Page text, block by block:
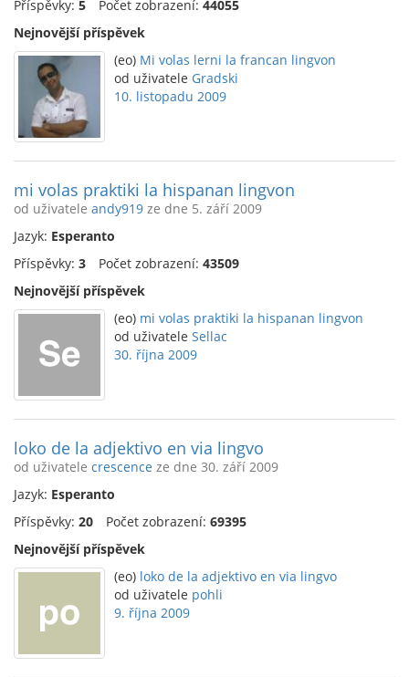
Příspěvky: 5 Počet zobrazení: 44055
Nejnovější příspěvek
(eo) Mi volas lerni la francan lingvon
od uživatele Gradski
10. listopadu 2009
mi volas praktiki la hispanan lingvon
od uživatele andy919 ze dne 5. září 2009
Jazyk: Esperanto
Příspěvky: 3 Počet zobrazení: 43509
Nejnovější příspěvek
(eo) mi volas praktiki la hispanan lingvon
od uživatele Sellac
30. října 2009
loko de la adjektivo en via lingvo
od uživatele crescence ze dne 30. září 2009
Jazyk: Esperanto
Příspěvky: 20 Počet zobrazení: 69395
Nejnovější příspěvek
(eo) loko de la adjektivo en via lingvo
od uživatele pohli
9. října 2009